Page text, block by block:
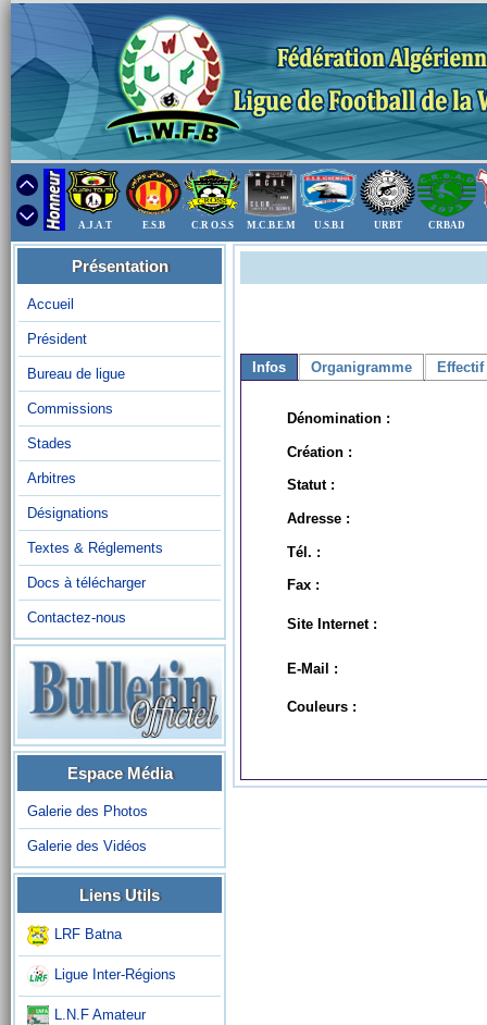
A.J.A.T E.S.B C.R O.S.S M.C.B.E.M U.S.B.I URBT CRBAD
Présentation
Accueil
Président
Bureau de ligue
Commissions
Stades
Arbitres
Désignations
Textes & Réglements
Docs à télécharger
Contactez-nous
Espace Média
Galerie des Photos
Galerie des Vidéos
Liens Utils
LRF Batna
Ligue Inter-Régions
L.N.F Amateur
Infos Organigramme Effectif
Dénomination :
Création :
Statut :
Adresse :
Tél. :
Fax :
Site Internet :
E-Mail :
Couleurs :